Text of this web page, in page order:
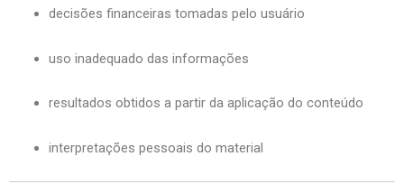
decisões financeiras tomadas pelo usuário
uso inadequado das informações
resultados obtidos a partir da aplicação do conteúdo
interpretações pessoais do material